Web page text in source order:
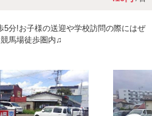
5分!お子様の送迎や学校訪問の際にはぜ
馬場徒歩圏内♫